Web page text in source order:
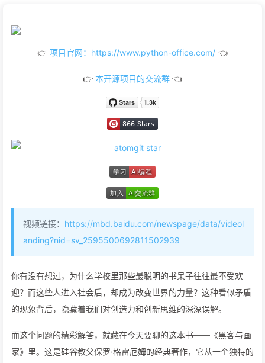
👉 项目官网：https://www.python-office.com/ 👈
👉 本开源项目的交流群 👈
视频链接： https://mbd.baidu.com/newspage/data/videol
anding?nid=sv_2595500692811502939
你有没有想过，为什么学校里那些最聪明的书呆子往往最不受欢
迎？而这些人进入社会后，却成为改变世界的力量？这种看似矛盾
的现象背后，隐藏着我们对创造力和创新思维的深深误解。
而这个问题的精彩解答，就藏在今天要聊的这本书——《黑客与画
家》里。这是硅谷教父保罗·格雷厄姆的经典著作，它从一个独特的